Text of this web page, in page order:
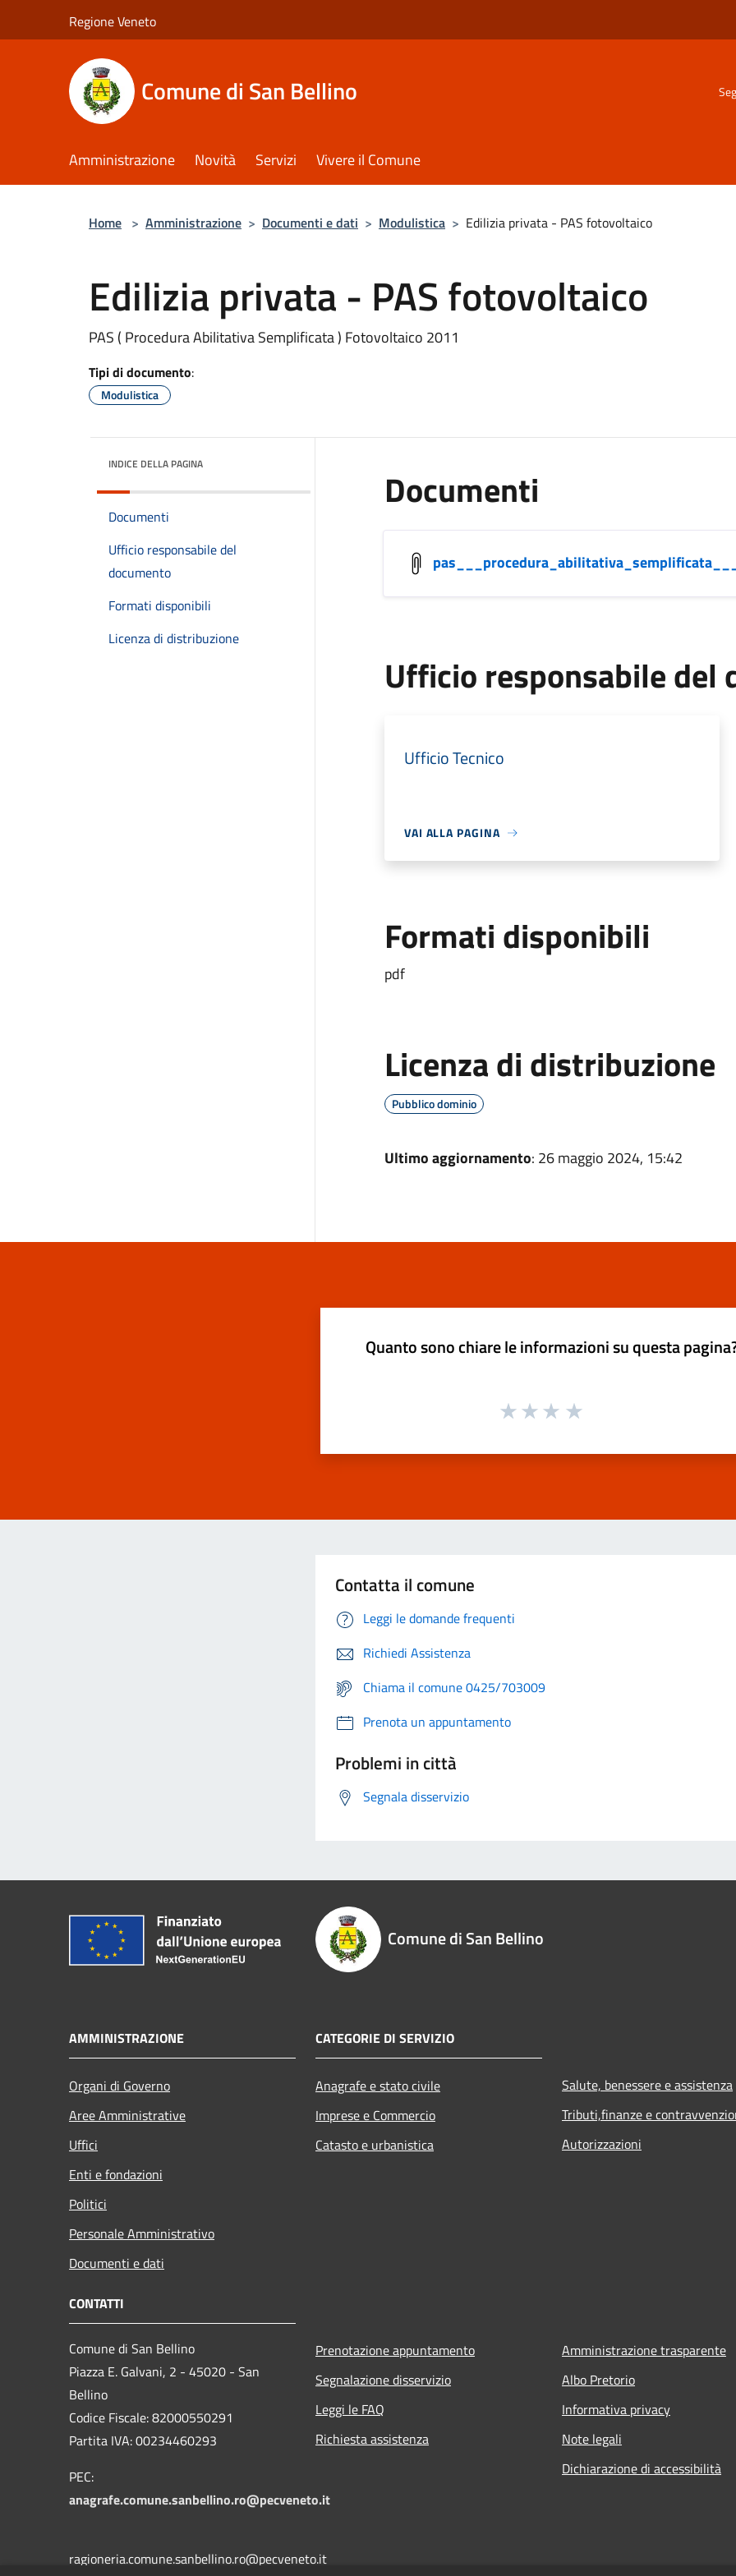
Regione Veneto
Comune di San Bellino
Amministrazione Novità Servizi Vivere il Comune
Home > Amministrazione > Documenti e dati > Modulistica > Edilizia privata - PAS fotovoltaico
Edilizia privata - PAS fotovoltaico
PAS ( Procedura Abilitativa Semplificata ) Fotovoltaico 2011
Tipi di documento:
Modulistica
INDICE DELLA PAGINA
Documenti
Ufficio responsabile del
documento
Formati disponibili
Licenza di distribuzione
Documenti
Ufficio responsabile del
Ufficio Tecnico
VAI ALLA PAGINA
Formati disponibili
pdf
Licenza di distribuzione
Pubblico dominio
Ultimo aggiornamento: 26 maggio 2024, 15:42
Quanto sono chiare le informazioni su questa
Contatta il comune
Leggi le domande frequenti
Richiedi Assistenza
Chiama il comune 0425/703009
Prenota un appuntamento
Problemi in città
Segnala disservizio
Comune di San Bellino
AMMINISTRAZIONE
Organi di Governo
Aree Amministrative
Uffici
Enti e fondazioni
Politici
Personale Amministrativo
Documenti e dati
CATEGORIE DI SERVIZIO
Anagrafe e stato civile
Imprese e Commercio
Catasto e urbanistica
Salute, benessere e assistenza
Tributi,finanze e
Autorizzazioni
CONTATTI
Comune di San Bellino
Piazza E. Galvani, 2 - 45020 - San
Bellino
Codice Fiscale: 82000550291
Partita IVA: 00234460293
PEC:
anagrafe.comune.sanbellino.ro@pecveneto.it
ragioneria.comune.sanbellino.ro@pecveneto.it
Prenotazione appuntamento
Segnalazione disservizio
Leggi le FAQ
Richiesta assistenza
Amministrazione trasparente
Albo Pretorio
Informativa privacy
Note legali
Dichiarazione di accessibilità